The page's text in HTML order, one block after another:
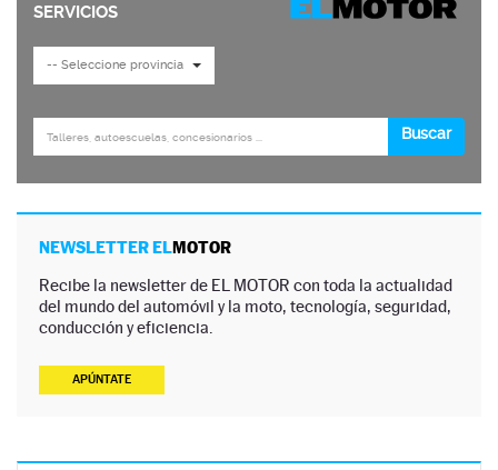
NEWSLETTER ELMOTOR
Recibe la newsletter de EL MOTOR con toda la actualidad
del mundo del automóvil y la moto, tecnología, seguridad,
conducción y eficiencia.
APÚNTATE